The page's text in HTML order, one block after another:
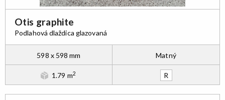
Otis graphite
Podlahová dlaždica glazovaná
598 x 598 mm Matný
1.79 m2 R